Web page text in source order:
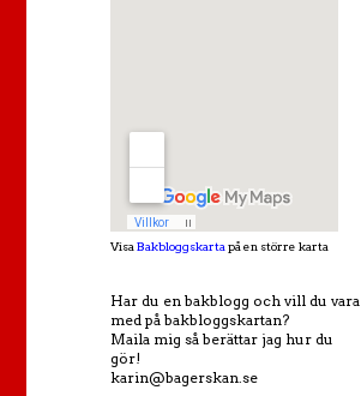
Visa Bakbloggskarta på en större karta
Har du en bakblogg och vill du vara
med på bakbloggskartan?
Maila mig så berättar jag hur du
gör!
karin@bagerskan.se